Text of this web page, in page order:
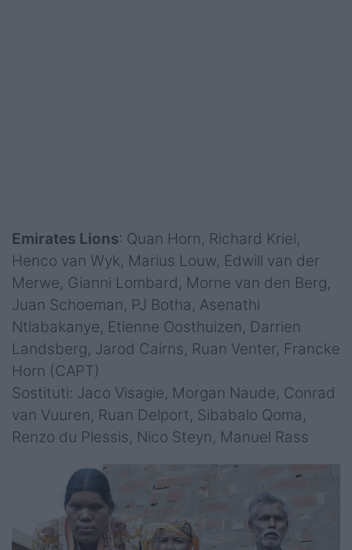
Emirates Lions: Quan Horn, Richard Kriel,
Henco van Wyk, Marius Louw, Edwill van der
Merwe, Gianni Lombard, Morne van den Berg,
Juan Schoeman, PJ Botha, Asenathi
Ntlabakanye, Etienne Oosthuizen, Darrien
Landsberg, Jarod Cairns, Ruan Venter, Francke
Horn (CAPT)
Sostituti: Jaco Visagie, Morgan Naude, Conrad
van Vuuren, Ruan Delport, Sibabalo Qoma,
Renzo du Plessis, Nico Steyn, Manuel Rass